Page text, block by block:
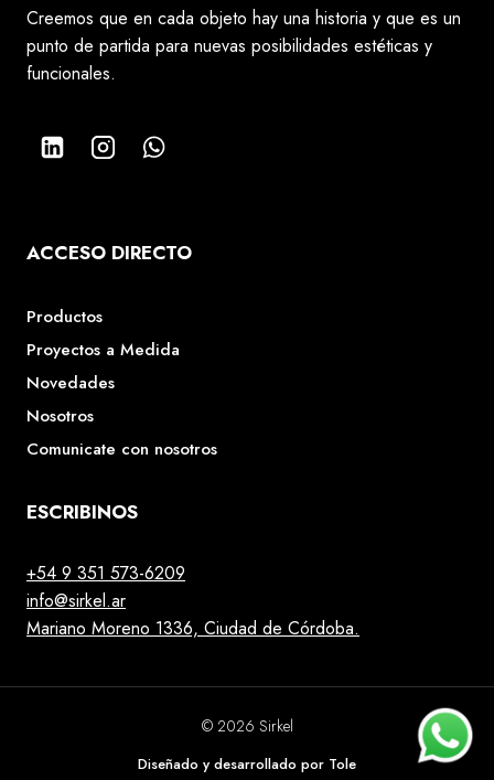
Creemos que en cada objeto hay una historia y que es un
punto de partida para nuevas posibilidades estéticas y
funcionales.
ACCESO DIRECTO
Productos
Proyectos a Medida
Novedades
Nosotros
Comunicate con nosotros
ESCRIBINOS
+54 9 351 573-6209
info@sirkel.ar
Mariano Moreno 1336, Ciudad de Córdoba.
© 2026 Sirkel
Diseñado y desarrollado por Tole